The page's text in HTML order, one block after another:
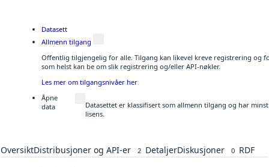
Datasett
Allmenn tilgang
Offentlig tilgjengelig for alle. Tilgang kan likevel kreve registrering og
som helst kan be om slik registrering og/eller API-nøkler.
Les mer om tilgangsnivåer her
Åpne
data
Datasettet er klassifisert som allmenn tilgang og har
lisens.
OversiktDistribusjoner og API-er 2 DetaljerDiskusjoner 0 RDF